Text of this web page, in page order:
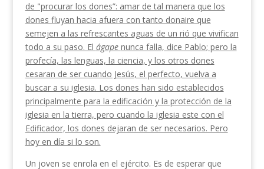
de "procurar los dones”: amar de tal manera que los
dones fluyan hacia afuera con tanto donaire que
semejen a las refrescantes aguas de un rió que vivifican
todo a su paso. El ágape nunca falla, dice Pablo; pero la
profecía, las lenguas, la ciencia, y los otros dones
cesaran de ser cuando Jesús, el perfecto, vuelva a
buscar a su iglesia. Los dones han sido esta­blecidos
principalmente para la edificación y la protección de la
iglesia en la tierra, pero cuando la igle­sia este con el
Edificador, los dones dejaran de ser necesarios. Pero
hoy en día si lo son.
Un joven se enrola en el ejército. Es de esperar que